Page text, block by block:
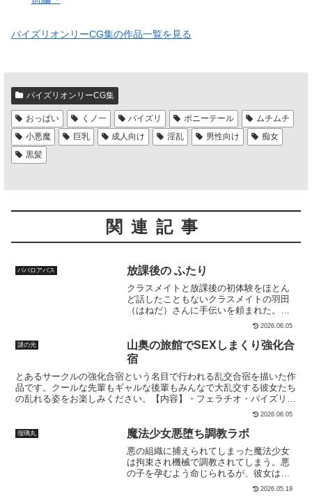
パイズリオンリーCG集の作品一覧を見る
パイズリオンリーCG集
おっぱい くノ一 パイズリ ポニーテール
ムチムチ
小悪魔
巨乳 成人向け 淫乱 男性向け
痴女
黒髪
関連記事
ババロアバス 放課後の ふたり
クラスメイトと放課後の初体験をほとん
ど話したこともないクラスメイトの羽田
（はねだ）さんに手伝いを頼まれた。ヒ
マなので引き受けたらそれだけでは終わ
らず、なぜか胸を揉ませてもらえること
に・・・エスカレートするふたりの行為
学校でふたりのドキドキの初体験？本文
39ページ
2026.06.05
謎の光
山奥の旅館でSEXしまくり強化合
宿
とあるサークルの強化合宿という名目で行われる乱交合宿を描いた作
品です。クールな先輩もギャルな後輩もみんなで大乱交する彼女たち
の乱れる姿をお楽しみください。【内容】・フェラチオ・パイズリ・
種付プレス・騎乗位・立ちバック・中出し【枚数】画像320枚【画像
2026.06.05
瑠璃丸 魔法少女悪堕ち調教ラボ
悪の組織に捕えられてしまった魔法少女
は拘束され機械で調教されてしまう。悪
の子を孕むよう命じられるが、彼女はそ
れを拒み抵抗する。しかし、身体は快楽
2026.05.19